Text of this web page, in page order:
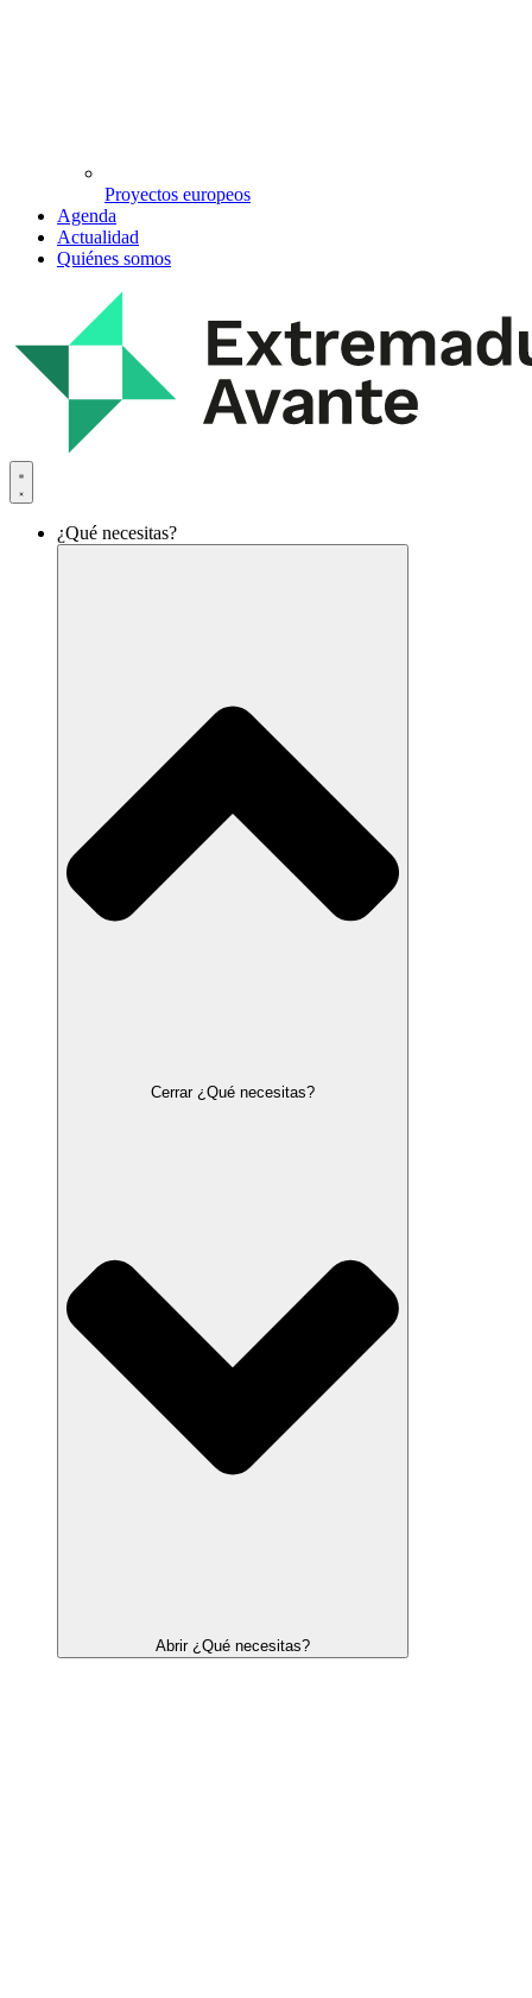
Proyectos europeos
Agenda
Actualidad
Quiénes somos
¿Qué necesitas?
Cerrar ¿Qué necesitas?
Abrir ¿Qué necesitas?